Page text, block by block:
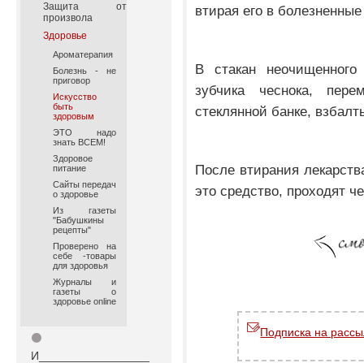
Защита от
произвола
Здоровье
Ароматерапия
Болезнь - не
приговор
Искусство
быть
здоровым
ЭТО надо
знать ВСЕМ!
Здоровое
питание
Сайты передач
о здоровье
Из газеты
"Бабушкины
рецепты"
Проверено на
себе -товары
для здоровья
Журналы и
газеты о
здоровье online
⚫
И_________________
втирая его в
В стакан
зубчика чеснока,
стеклянной банке,
После втирания
это средство, проходят
Подписка на